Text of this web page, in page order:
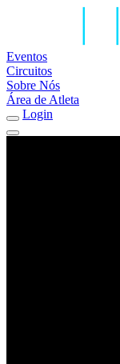
Eventos
Circuitos
Sobre Nós
Área de Atleta
Login